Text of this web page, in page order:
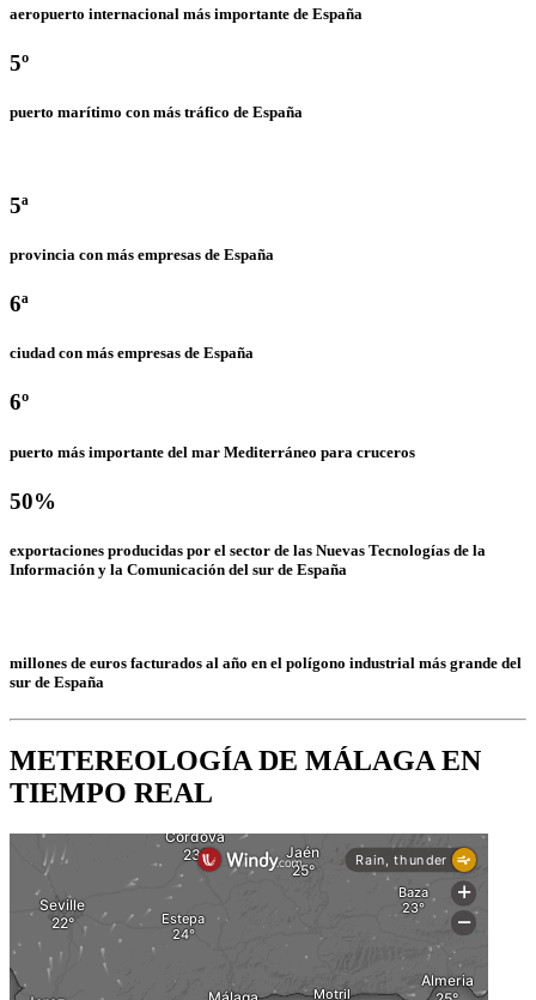
aeropuerto internacional más importante de España
5º
puerto marítimo con más tráfico de España
5ª
provincia con más empresas de España
6ª
ciudad con más empresas de España
6º
puerto más importante del mar Mediterráneo para cruceros
50%
exportaciones producidas por el sector de las Nuevas Tecnologías de la
Información y la Comunicación del sur de España
millones de euros facturados al año en el polígono industrial más grande del
sur de España
METEREOLOGÍA DE MÁLAGA EN
TIEMPO REAL